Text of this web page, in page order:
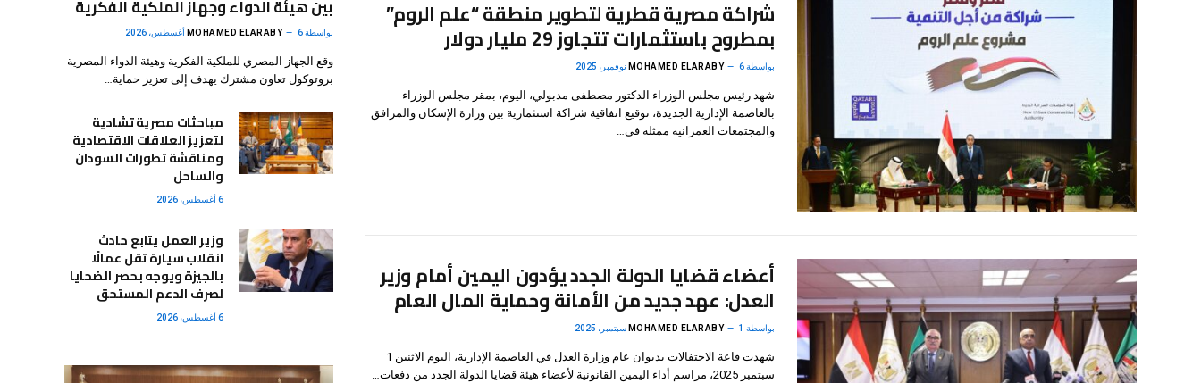
شراكة مصرية قطرية لتطوير منطقة “علم الروم”
بمطروح باستثمارات تتجاوز 29 مليار دولار
بواسطة MOHAMED ELARABY 6 نوفمبر، 2025
شهد رئيس مجلس الوزراء الدكتور مصطفى مدبولي، اليوم، بمقر مجلس الوزراء
بالعاصمة الإدارية الجديدة، توقيع اتفاقية شراكة استثمارية بين وزارة الإسكان والمرافق
والمجتمعات العمرانية ممثلة في…
أعضاء قضايا الدولة الجدد يؤدون اليمين أمام وزير
العدل: عهد جديد من الأمانة وحماية المال العام
بواسطة MOHAMED ELARABY 1 سبتمبر، 2025
شهدت قاعة الاحتفالات بديوان عام وزارة العدل في العاصمة الإدارية، اليوم الاثنين 1
سبتمبر 2025، مراسم أداء اليمين القانونية لأعضاء هيئة قضايا الدولة الجدد من دفعات…
بين هيئة الدواء وجهاز الملكية الفكرية
بواسطة MOHAMED ELARABY 6 أغسطس، 2026
وقع الجهاز المصري للملكية الفكرية وهيئة الدواء المصرية
بروتوكول تعاون مشترك يهدف إلى تعزيز حماية…
مباحثات مصرية تشادية
لتعزيز العلاقات الاقتصادية
ومناقشة تطورات السودان
والساحل
6 أغسطس، 2026
وزير العمل يتابع حادث
انقلاب سيارة تقل عمالًا
بالجيزة ويوجه بحصر الضحايا
لصرف الدعم المستحق
6 أغسطس، 2026